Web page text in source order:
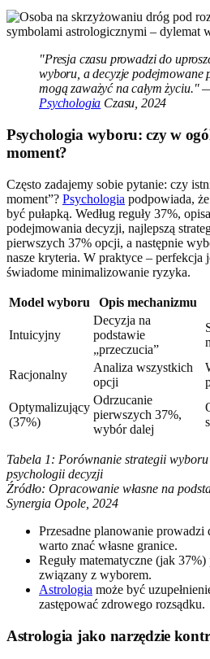
"Presja czasu prowadzi do
wyboru, a decyzje podejmowane
mogą zaważyć na całym życiu."
Psychologia Czasu, 2024
Psychologia wyboru: czy w
moment?
Często zadajemy sobie pytanie: czy
moment”? Psychologia podpowiada,
być pułapką. Według reguły 37%,
podejmowania decyzji, najlepszą
pierwszych 37% opcji, a następnie
nasze kryteria. W praktyce – perfekcja
świadome minimalizowanie ryzyka.
Model wyboru Opis mechanizmu
Intuicyjny
Decyzja na
podstawie
„przeczucia”
Racjonalny
Analiza wszystkich
opcji
Optymalizujący
(37%)
Odrzucanie
pierwszych 37%,
wybór dalej
Tabela 1: Porównanie strategii wyboru
psychologii decyzji
Źródło: Opracowanie własne na
Synergia Opole, 2024
Przesadne planowanie
warto znać własne granice.
Reguły matematyczne (jak
związany z wyborem.
Astrologia może być
zastępować zdrowego rozsądku.
Astrologia jako narzędzie